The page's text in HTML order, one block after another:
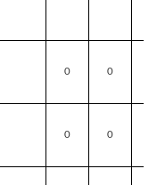
0 0
0 0